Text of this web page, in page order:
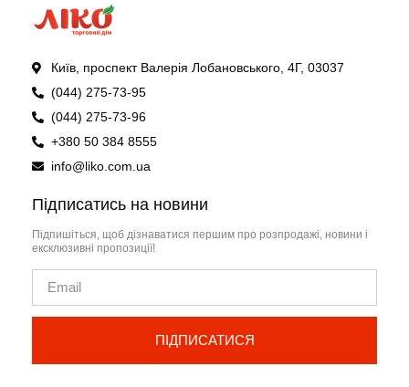
Київ, проспект Валерія Лобановського, 4Г, 03037
(044) 275-73-95
(044) 275-73-96
+380 50 384 8555
info@liko.com.ua
Підписатись на новини
Підпишіться, щоб дізнаватися першим про розпродажі, новини і
ексклюзивні пропозиції!
ПІДПИСАТИСЯ